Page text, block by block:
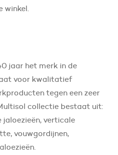
winkel.
jaar het merk in de
voor kwalitatief
tegen een zeer
collectie bestaat uit:
verticale
vouwgordijnen,